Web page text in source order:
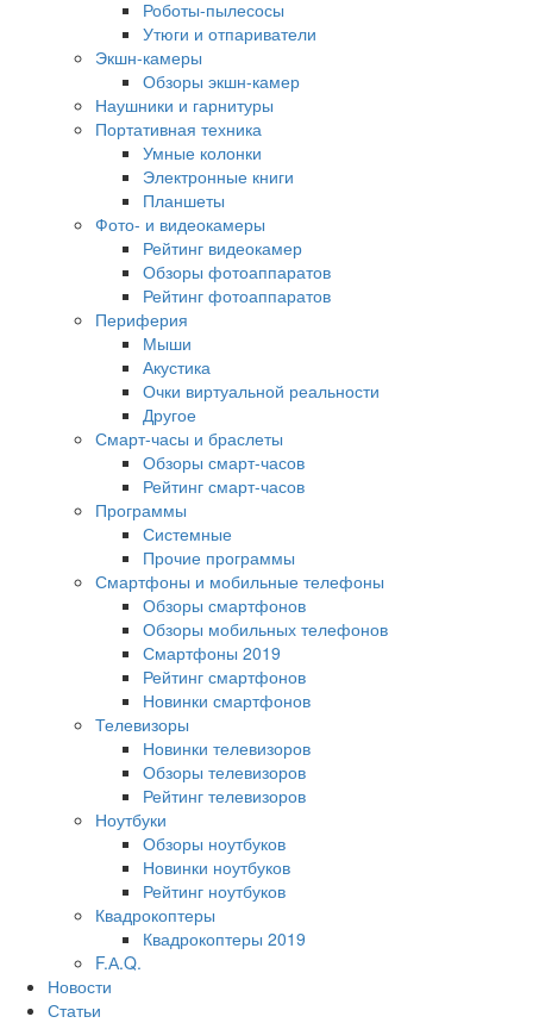
Роботы-пылесосы
Утюги и отпариватели
Экшн-камеры
Обзоры экшн-камер
Наушники и гарнитуры
Портативная техника
Умные колонки
Электронные книги
Планшеты
Фото- и видеокамеры
Рейтинг видеокамер
Обзоры фотоаппаратов
Рейтинг фотоаппаратов
Периферия
Мыши
Акустика
Очки виртуальной реальности
Другое
Смарт-часы и браслеты
Обзоры смарт-часов
Рейтинг смарт-часов
Программы
Системные
Прочие программы
Смартфоны и мобильные телефоны
Обзоры смартфонов
Обзоры мобильных телефонов
Смартфоны 2019
Рейтинг смартфонов
Новинки смартфонов
Телевизоры
Новинки телевизоров
Обзоры телевизоров
Рейтинг телевизоров
Ноутбуки
Обзоры ноутбуков
Новинки ноутбуков
Рейтинг ноутбуков
Квадрокоптеры
Квадрокоптеры 2019
F.А.Q.
Новости
Статьи